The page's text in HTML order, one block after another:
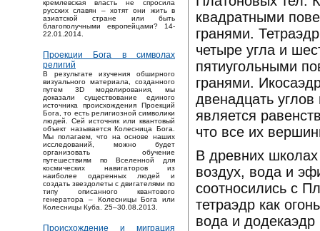
кремлевская власть не спросила
русских славян – хотят они жить в
азиатской стране или быть
благополучными европейцами? 14-
22.01.2014.
Проекции Бога в символах
религий
В результате изучения обширного
визуального материала, созданного
путем 3D моделирования, мы
доказали существование единого
источника происхождения Проекций
Бога, то есть религиозной символики
людей. Сей источник или квантовый
объект называется Колесница Бога.
Мы полагаем, что на основе наших
исследований, можно будет
организовать обучение
путешествиям по Вселенной для
космических навигаторов из
наиболее одаренных людей и
создать звездолеты с двигателями по
типу описанного квантового
генератора – Колесницы Бога или
Колесницы Куба. 25–30.08.2013.
Происхождение и миграция
квадратными
гранями.
четыре угла и
пятиугольными
гранями.
двенадцать
является
что все их
В древних школах
воздух, вода и
соотносились с
тетраэдр как
вода и